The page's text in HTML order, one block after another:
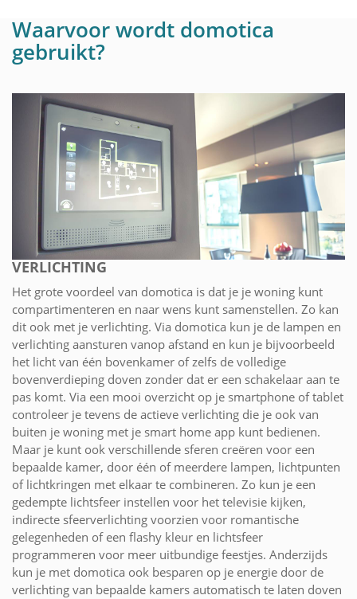
Waarvoor wordt domotica
gebruikt?
VERLICHTING
Het grote voordeel van domotica is dat je je woning kunt
compartimenteren en naar wens kunt samenstellen. Zo kan
dit ook met je verlichting. Via domotica kun je de lampen en
verlichting aansturen vanop afstand en kun je bijvoorbeeld
het licht van één bovenkamer of zelfs de volledige
bovenverdieping doven zonder dat er een schakelaar aan te
pas komt. Via een mooi overzicht op je smartphone of tablet
controleer je tevens de actieve verlichting die je ook van
buiten je woning met je smart home app kunt bedienen.
Maar je kunt ook verschillende sferen creëren voor een
bepaalde kamer, door één of meerdere lampen, lichtpunten
of lichtkringen met elkaar te combineren. Zo kun je een
gedempte lichtsfeer instellen voor het televisie kijken,
indirecte sfeerverlichting voorzien voor romantische
gelegenheden of een flashy kleur en lichtsfeer
programmeren voor meer uitbundige feestjes. Anderzijds
kun je met domotica ook besparen op je energie door de
verlichting van bepaalde kamers automatisch te laten doven